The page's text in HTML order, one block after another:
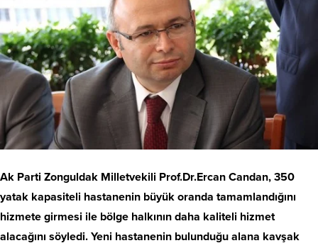
Ak Parti Zonguldak Milletvekili Prof.Dr.Ercan Candan, 350
yatak kapasiteli hastanenin büyük oranda tamamlandığını
hizmete girmesi ile bölge halkının daha kaliteli hizmet
alacağını söyledi. Yeni hastanenin bulunduğu alana kavşak